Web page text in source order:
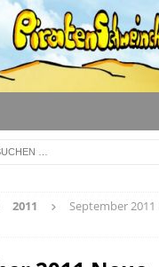
2011
September